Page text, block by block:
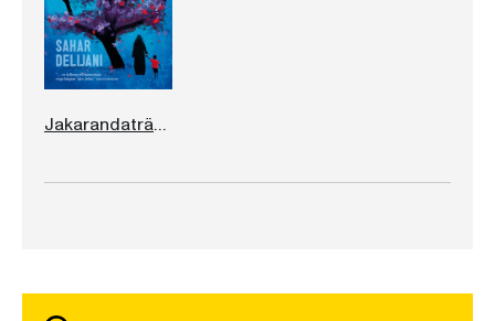
Jakarandaträdets barn